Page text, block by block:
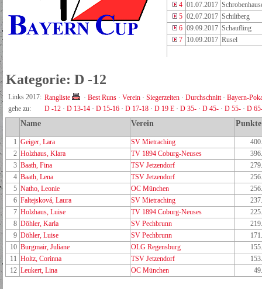
4 01.07.2017
5 02.07.2017 Schiltberg
6 09.09.2017 Schaufling
7
10.09.2017 Rusel
Kategorie: D -12
Links 2017: Rangliste · Best Runs · Verein · Siegerzeiten · Durchschnitt· Bayern-
gehe zu:
D -12 · D 13-14 · D 15-16 · D 17-18 · D 19 E · D 35- · D 45- · D 55- · D
Name Verein Punkte
1 Geiger, Lara SV Mietraching
2 Holzhaus, Klara TV 1894 Coburg-Neuses
3 Baath, Fina TSV Jetzendorf
4 Baath, Lena TSV Jetzendorf
5 Natho, Leonie OC München
6 Faltejsková, Laura SV Mietraching
7 Holzhaus, Luise TV 1894 Coburg-Neuses
8 Döhler, Karla SV Pechbrunn
9 Döhler, Luise SV Pechbrunn
10 Burgmair, Juliane OLG Regensburg
11 Holtz, Corinna TSV Jetzendorf
12 Leukert, Lina OC München